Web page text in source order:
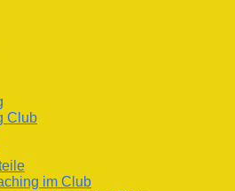
Club
im Club